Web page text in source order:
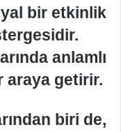
bir etkinlik
anlamlı
araya getirir.
biri de,